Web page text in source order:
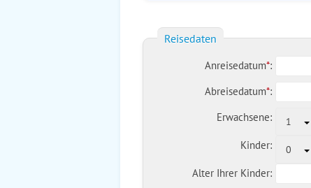
Reisedaten
Anreisedatum*:
Abreisedatum*:
Erwachsene:
1
Kinder: 0
Alter Ihrer Kinder: